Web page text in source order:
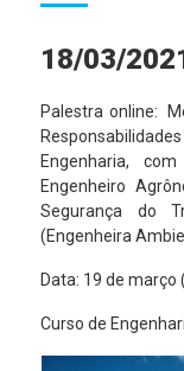
18/03/
Palestra online:
Engenharia,
Engenheiro
Segurança do
(Engenheira
Data: 19 de
Curso de